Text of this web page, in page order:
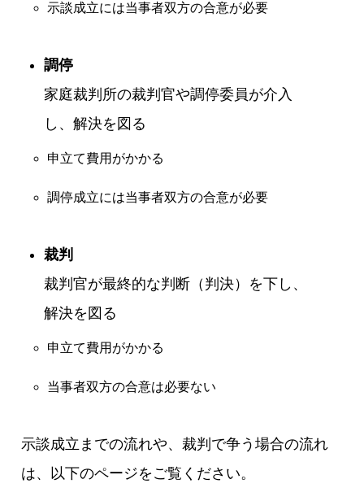
示談成立には当事者双方の合意が必要
調停
家庭裁判所の裁判官や調停委員が介入
し、解決を図る
申立て費用がかかる
調停成立には当事者双方の合意が必要
裁判
裁判官が最終的な判断（判決）を下し、
解決を図る
申立て費用がかかる
当事者双方の合意は必要ない
示談成立までの流れや、裁判で争う場合の流れ
は、以下のページをご覧ください。